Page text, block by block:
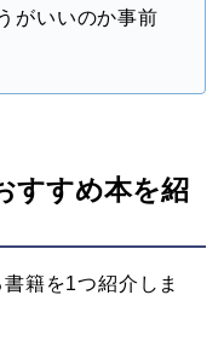
がいいのか事前
すすめ本を紹
籍を1つ紹介しま